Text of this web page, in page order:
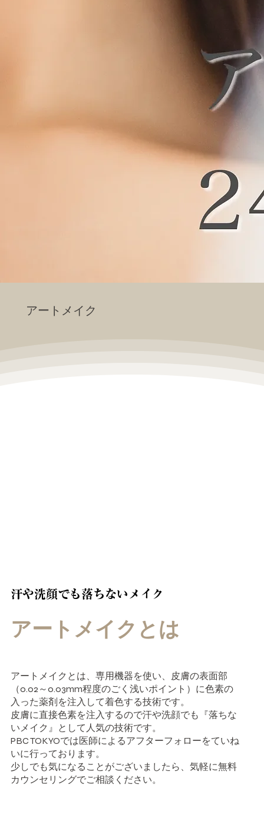
アートメイク
汗や洗顔でも落ちないメイク
アートメイクとは
アートメイクとは、専用機器を使い、皮膚の表面部
（0.02～0.03mm程度のごく浅いポイント）に色素の
入った薬剤を注入して着色する技術です。
皮膚に直接色素を注入するので汗や洗顔でも『落ちな
いメイク』として人気の技術です。
PBC TOKYOでは医師によるアフターフォローをていね
いに行っております。
少しでも気になることがございましたら、気軽に無料
カウンセリングでご相談ください。